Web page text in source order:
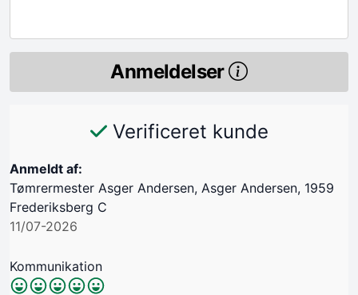
Anmeldelser
Verificeret kunde
Anmeldt af:
Tømrermester Asger Andersen, Asger Andersen, 1959
Frederiksberg C
11/07-2026
Kommunikation